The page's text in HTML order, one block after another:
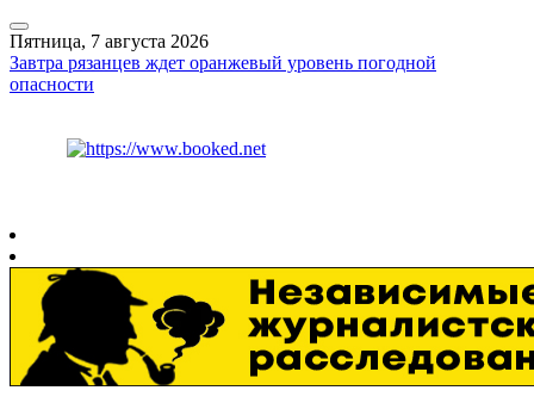
Пятница, 7 августа 2026
Завтра рязанцев ждет оранжевый уровень погодной
опасности